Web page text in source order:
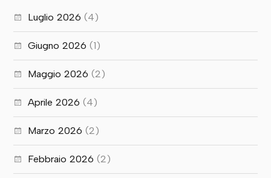
Luglio 2026 (4)
Giugno 2026 (1)
Maggio 2026 (2)
Aprile 2026 (4)
Marzo 2026 (2)
Febbraio 2026 (2)